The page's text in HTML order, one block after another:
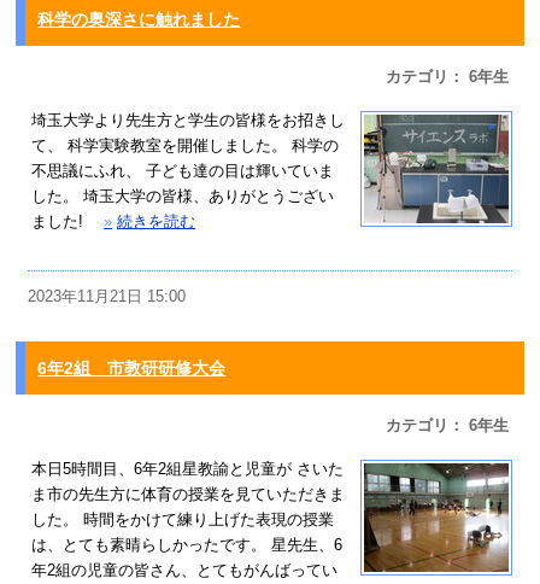
科学の奥深さに触れました
カテゴリ： 6年生
埼玉大学より先生方と学生の皆様をお招きし
て、 科学実験教室を開催しました。 科学の
不思議にふれ、 子ども達の目は輝いていま
した。 埼玉大学の皆様、ありがとうござい
ました!
» 続きを読む
2023年11月21日 15:00
6年2組 市教研研修大会
カテゴリ： 6年生
本日5時間目、6年2組星教諭と児童が さいた
ま市の先生方に体育の授業を見ていただきま
した。 時間をかけて練り上げた表現の授業
は、とても素晴らしかったです。 星先生、6
年2組の児童の皆さん、とてもがんばってい